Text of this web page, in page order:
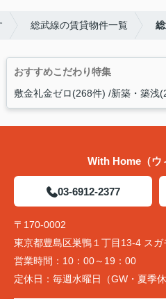
総武線の賃貸物件一覧
おすすめこだわり特集
敷金礼金ゼロ(268件) 新築・築浅
With Home（ウ
03-6912-2377
〒170-0002
東京都豊島区巣鴨１丁目13-4 ス
営業時間： 10：00～19：00
定休日： 毎週水曜日（GW・夏季